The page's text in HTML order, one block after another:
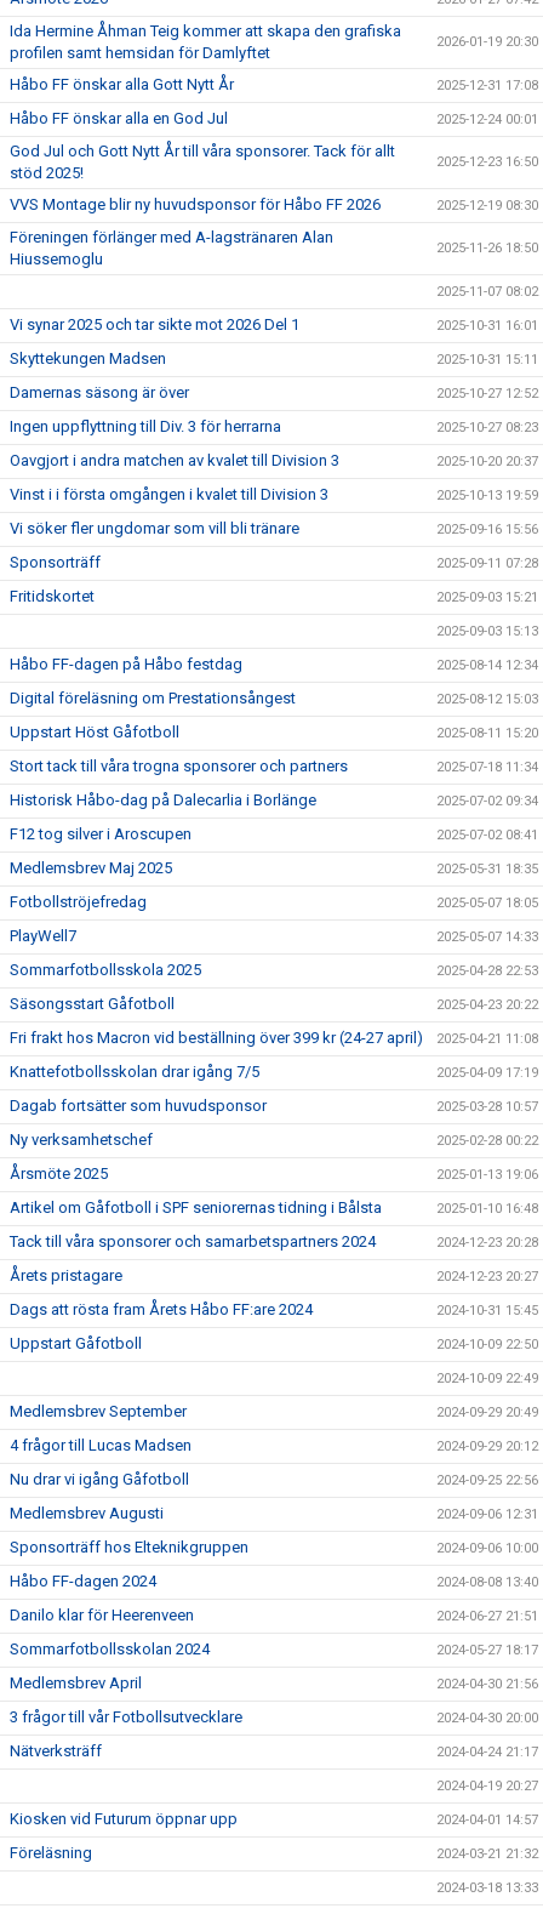
Ida Hermine Åhman Teig kommer att skapa den grafiska
profilen samt hemsidan för Damlyftet
2026-01-19 20:30
Håbo FF önskar alla Gott Nytt År 2025-12-31 17:08
Håbo FF önskar alla en God Jul 2025-12-24 00:01
God Jul och Gott Nytt År till våra sponsorer. Tack för allt
stöd 2025!
2025-12-23 16:50
VVS Montage blir ny huvudsponsor för Håbo FF 2026 2025-12-19 08:30
Föreningen förlänger med A-lagstränaren Alan
Hiussemoglu
2025-11-26 18:50
2025-11-07 08:02
Vi synar 2025 och tar sikte mot 2026 Del 1 2025-10-31 16:01
Skyttekungen Madsen 2025-10-31 15:11
Damernas säsong är över 2025-10-27 12:52
Ingen uppflyttning till Div. 3 för herrarna 2025-10-27 08:23
Oavgjort i andra matchen av kvalet till Division 3 2025-10-20 20:37
Vinst i i första omgången i kvalet till Division 3 2025-10-13 19:59
Vi söker fler ungdomar som vill bli tränare 2025-09-16 15:56
Sponsorträff 2025-09-11 07:28
Fritidskortet 2025-09-03 15:21
2025-09-03 15:13
Håbo FF-dagen på Håbo festdag 2025-08-14 12:34
Digital föreläsning om Prestationsångest 2025-08-12 15:03
Uppstart Höst Gåfotboll 2025-08-11 15:20
Stort tack till våra trogna sponsorer och partners 2025-07-18 11:34
Historisk Håbo-dag på Dalecarlia i Borlänge 2025-07-02 09:34
F12 tog silver i Aroscupen 2025-07-02 08:41
Medlemsbrev Maj 2025 2025-05-31 18:35
Fotbollströjefredag 2025-05-07 18:05
PlayWell7 2025-05-07 14:33
Sommarfotbollsskola 2025 2025-04-28 22:53
Säsongsstart Gåfotboll 2025-04-23 20:22
Fri frakt hos Macron vid beställning över 399 kr (24-27 april) 2025-04-21 11:08
Knattefotbollsskolan drar igång 7/5 2025-04-09 17:19
Dagab fortsätter som huvudsponsor 2025-03-28 10:57
Ny verksamhetschef 2025-02-28 00:22
Årsmöte 2025 2025-01-13 19:06
Artikel om Gåfotboll i SPF seniorernas tidning i Bålsta 2025-01-10 16:48
Tack till våra sponsorer och samarbetspartners 2024 2024-12-23 20:28
Årets pristagare 2024-12-23 20:27
Dags att rösta fram Årets Håbo FF:are 2024 2024-10-31 15:45
Uppstart Gåfotboll 2024-10-09 22:50
2024-10-09 22:49
Medlemsbrev September 2024-09-29 20:49
4 frågor till Lucas Madsen 2024-09-29 20:12
Nu drar vi igång Gåfotboll 2024-09-25 22:56
Medlemsbrev Augusti 2024-09-06 12:31
Sponsorträff hos Elteknikgruppen 2024-09-06 10:00
Håbo FF-dagen 2024 2024-08-08 13:40
Danilo klar för Heerenveen 2024-06-27 21:51
Sommarfotbollsskolan 2024 2024-05-27 18:17
Medlemsbrev April 2024-04-30 21:56
3 frågor till vår Fotbollsutvecklare 2024-04-30 20:00
Nätverksträff 2024-04-24 21:17
2024-04-19 20:27
Kiosken vid Futurum öppnar upp 2024-04-01 14:57
Föreläsning 2024-03-21 21:32
2024-03-18 13:33